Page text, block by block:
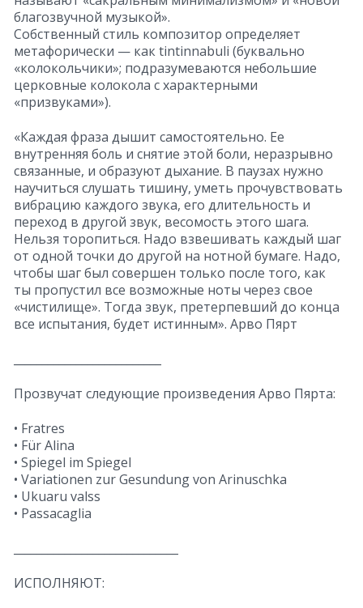
благозвучной музыкой».
Собственный стиль композитор определяет
метафорически — как tintinnabuli (буквально
«колокольчики»; подразумеваются небольшие
церковные колокола с характерными
«призвуками»).
«Каждая фраза дышит самостоятельно. Ее
внутренняя боль и снятие этой боли, неразрывно
связанные, и образуют дыхание. В паузах нужно
научиться слушать тишину, уметь прочувствовать
вибрацию каждого звука, его длительность и
переход в другой звук, весомость этого шага.
Нельзя торопиться. Надо взвешивать каждый шаг
от одной точки до другой на нотной бумаге. Надо,
чтобы шаг был совершен только после того, как
ты пропустил все возможные ноты через свое
«чистилище». Тогда звук, претерпевший до конца
все испытания, будет истинным». Арво Пярт
Прозвучат следующие произведения Арво Пярта:
• Fratres
• Für Alina
• Spiegel im Spiegel
• Variationen zur Gesundung von Arinuschka
• Ukuaru valss
• Passacaglia
ИСПОЛНЯЮТ: